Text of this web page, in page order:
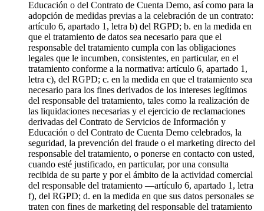
Educación o del Contrato de Cuenta Demo, así como para la
adopción de medidas previas a la celebración de un contrato:
artículo 6, apartado 1, letra b) del RGPD; b. en la medida en
que el tratamiento de datos sea necesario para que el
responsable del tratamiento cumpla con las obligaciones
legales que le incumben, consistentes, en particular, en el
tratamiento conforme a la normativa: artículo 6, apartado 1,
letra c), del RGPD; c. en la medida en que el tratamiento sea
necesario para los fines derivados de los intereses legítimos
del responsable del tratamiento, tales como la realización de
las liquidaciones necesarias y el ejercicio de reclamaciones
derivadas del Contrato de Servicios de Información y
Educación o del Contrato de Cuenta Demo celebrados, la
seguridad, la prevención del fraude o el marketing directo del
responsable del tratamiento, o ponerse en contacto con usted,
cuando esté justificado, en particular, por una consulta
recibida de su parte y por el ámbito de la actividad comercial
del responsable del tratamiento —artículo 6, apartado 1, letra
f), del RGPD; d. en la medida en que sus datos personales se
traten con fines de marketing del responsable del tratamiento